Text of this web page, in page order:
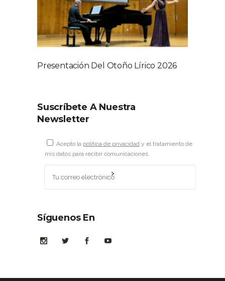
Presentación Del Otoño Lírico 2026
Suscríbete A Nuestra
Newsletter
Acepto la política de privacidad y el tratamiento de
mis datos para recibir comunicaciones.
Síguenos En